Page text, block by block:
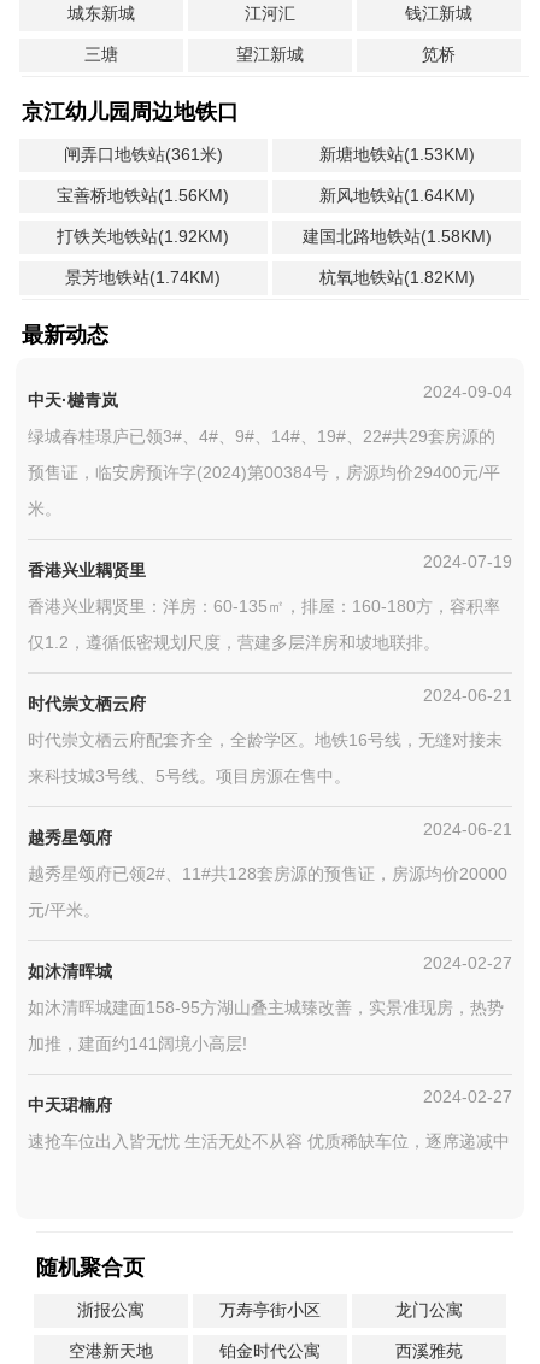
城东新城 江河汇 钱江新城
三塘 望江新城 笕桥
京江幼儿园周边地铁口
闸弄口地铁站(361米) 新塘地铁站(1.53KM)
宝善桥地铁站(1.56KM) 新风地铁站(1.64KM)
打铁关地铁站(1.92KM) 建国北路地铁站(1.58KM)
景芳地铁站(1.74KM) 杭氧地铁站(1.82KM)
最新动态
中天·樾青岚 2024-09-04
绿城春桂璟庐已领3#、4#、9#、14#、19#、22#共29套房源的
预售证，临安房预许字(2024)第00384号，房源均价29400元/平
米。
香港兴业耦贤里 2024-07-19
香港兴业耦贤里：洋房：60-135㎡，排屋：160-180方，容积率
仅1.2，遵循低密规划尺度，营建多层洋房和坡地联排。
时代崇文栖云府 2024-06-21
时代崇文栖云府配套齐全，全龄学区。地铁16号线，无缝对接未
来科技城3号线、5号线。项目房源在售中。
越秀星颂府 2024-06-21
越秀星颂府已领2#、11#共128套房源的预售证，房源均价20000
元/平米。
如沐清晖城 2024-02-27
如沐清晖城建面158-95方湖山叠主城臻改善，实景准现房，热势
加推，建面约141阔境小高层!
中天珺楠府 2024-02-27
速抢车位出入皆无忧 生活无处不从容 优质稀缺车位，逐席递减中
随机聚合页
浙报公寓 万寿亭街小区 龙门公寓
空港新天地 铂金时代公寓 西溪雅苑